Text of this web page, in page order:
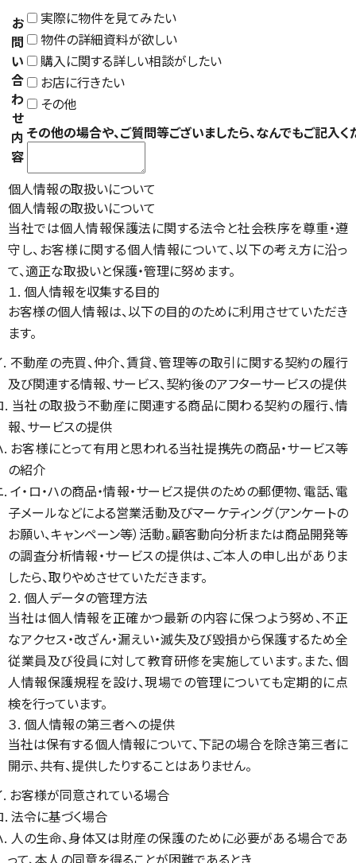
お
問
い
合
わ
せ
内
容
実際に物件を見てみたい
物件の詳細資料が欲しい
購入に関する詳しい相談がしたい
お店に行きたい
その他
その他の場合や、ご質問等ございましたら、なんでもご記入く
個人情報の取扱いについて
個人情報の取扱いについて
当社では個人情報保護法に関する法令と社会秩序を尊重・遵
守し、お客様に関する個人情報について、以下の考え方に沿っ
て、適正な取扱いと保護・管理に努めます。
１. 個人情報を収集する目的
お客様の個人情報は、以下の目的のために利用させていただき
ます。
. 不動産の売買、仲介、賃貸、管理等の取引に関する契約の履行
及び関連する情報、サービス、契約後のアフターサービスの提供
. 当社の取扱う不動産に関連する商品に関わる契約の履行、情
報、サービスの提供
. お客様にとって有用と思われる当社提携先の商品・サービス等
の紹介
. イ・ロ・ハの商品・情報・サービス提供のための郵便物、電話、電
子メールなどによる営業活動及びマーケティング（アンケートの
お願い、キャンペーン等）活動。顧客動向分析または商品開発等
の調査分析情報・サービスの提供は、ご本人の申し出がありま
したら、取りやめさせていただきます。
２. 個人データの管理方法
当社は個人情報を正確かつ最新の内容に保つよう努め、不正
なアクセス・改ざん・漏えい・滅失及び毀損から保護するため全
従業員及び役員に対して教育研修を実施しています。また、個
人情報保護規程を設け、現場での管理についても定期的に点
検を行っています。
３. 個人情報の第三者への提供
当社は保有する個人情報について、下記の場合を除き第三者に
開示、共有、提供したりすることはありません。
. お客様が同意されている場合
. 法令に基づく場合
. 人の生命、身体又は財産の保護のために必要がある場合であ
って、本人の同意を得ることが困難であるとき